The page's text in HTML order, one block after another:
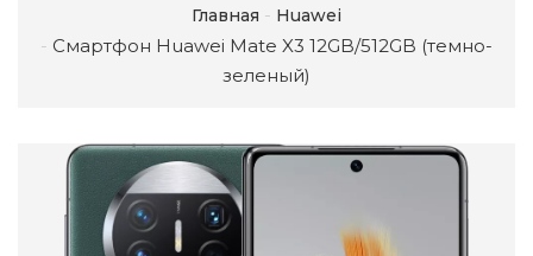
Главная Huawei
Смартфон Huawei Mate X3 12GB/512GB (темно-
зеленый)